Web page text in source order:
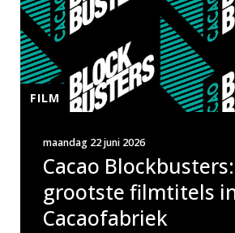
Cacao
grootste filmtitels
Cacaofabriek
maandag 22 juni 2026
FILM